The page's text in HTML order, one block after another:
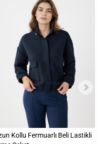
Kollu Fermuarlı Beli Lastikli